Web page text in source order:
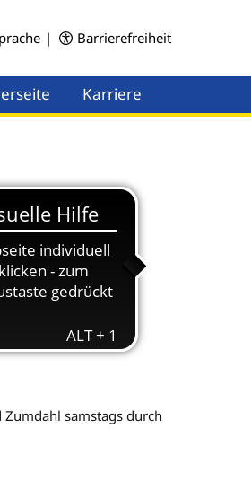
| Barrierefreiheit
Karriere
samstags durch